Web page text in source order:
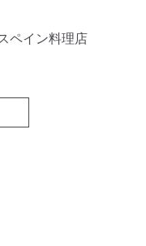
イン料理店